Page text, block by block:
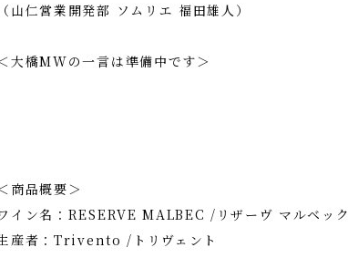
（山仁営業開発部 ソムリエ 福田雄人）
大橋MWの一言は準備中です＞
商品概要＞
イン名：RESERVE MALBEC /リザーヴ マルベック
産者：Trivento /トリヴェント